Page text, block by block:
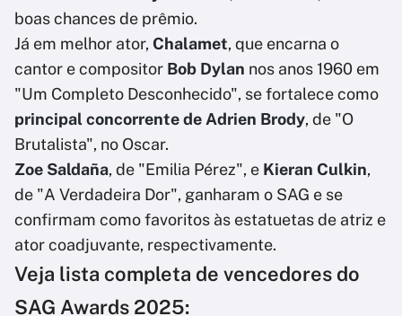
boas chances de prêmio.
Já em melhor ator, Chalamet, que encarna o
cantor e compositor Bob Dylan nos anos 1960 em
"Um Completo Desconhecido", se fortalece como
principal concorrente de Adrien Brody, de "O
Brutalista", no Oscar.
Zoe Saldaña, de "Emilia Pérez", e Kieran Culkin,
de "A Verdadeira Dor", ganharam o SAG e se
confirmam como favoritos às estatuetas de atriz e
ator coadjuvante, respectivamente.
Veja lista completa de vencedores do
SAG Awards 2025: